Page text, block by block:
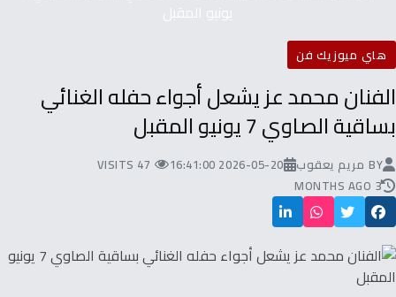
يونيو المقبل
هاي ميوزيك فن
الفنان محمد عز يشعل أجواء حفله الغنائي
بساقية الصاوي 7 يونيو المقبل
BY مريم يعقوب 2026-05-20 16:41:00
47 VISITS
3 MONTHS AGO